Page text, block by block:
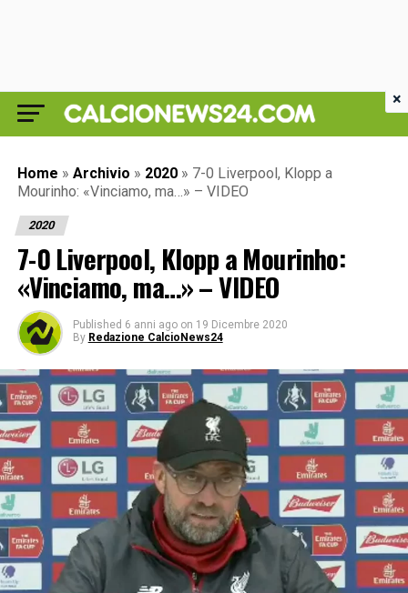
Home » Archivio » 2020 » 7-0 Liverpool, Klopp a
Mourinho: «Vinciamo, ma…» – VIDEO
2020
7-0 Liverpool, Klopp a Mourinho:
«Vinciamo, ma…» – VIDEO
Published 6 anni ago on 19 Dicembre 2020
By Redazione CalcioNews24
×